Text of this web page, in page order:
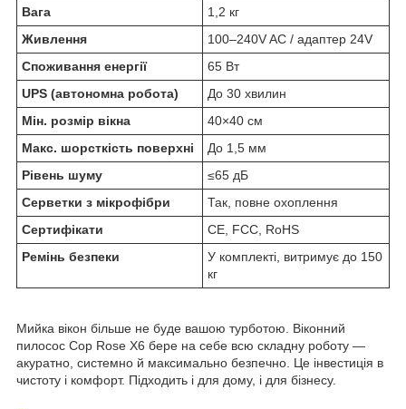
Вага
1,2 кг
Живлення
100–240V AC / адаптер 24V
Споживання енергії
65 Вт
UPS (автономна робота)
До 30 хвилин
Мін. розмір вікна
40×40 см
Макс. шорсткість поверхні
До 1,5 мм
Рівень шуму
≤65 дБ
Серветки з мікрофібри
Так, повне охоплення
Сертифікати
CE, FCC, RoHS
Ремінь безпеки
У комплекті, витримує до 150
кг
Мийка вікон більше не буде вашою турботою. Віконний
пилосос Cop Rose X6 бере на себе всю складну роботу —
акуратно, системно й максимально безпечно. Це інвестиція в
чистоту і комфорт. Підходить і для дому, і для бізнесу.